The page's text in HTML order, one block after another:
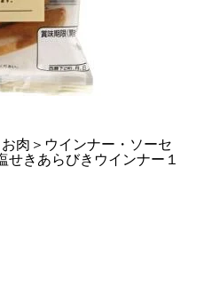
肉＞ウインナー・ソーセ
せきあらびきウインナー１